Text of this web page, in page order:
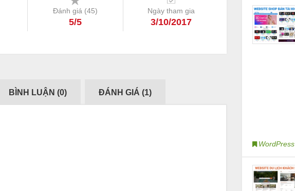
Đánh giá (45)
5/5
Ngày tham gia
3/10/2017
BÌNH LUẬN (0) ĐÁNH GIÁ (1)
WordPress